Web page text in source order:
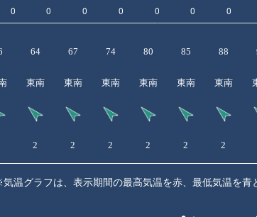
64 67 74 80 85 88
東南 東南 東南 東南 東南 東南
2 2 2 2 2 2
温グラフは、表示期間の最高気温を赤、最低気温を青